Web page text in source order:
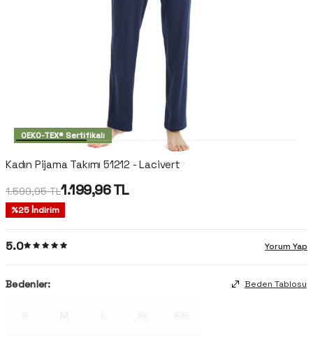
OEKO-TEX® Sertifikalı
Kadın Pijama Takımı 51212 - Lacivert
1.599,95TL1.199,96TL
%25İndirim
5.0 Yorum Yap
Bedenler: Beden Tablosu